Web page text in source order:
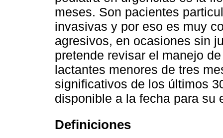
meses. Son pacientes
invasivas y por eso es muy
agresivos, en ocasiones sin
pretende revisar el manejo
lactantes menores de tres
significativos de los últimos
disponible a la fecha para su
Definiciones